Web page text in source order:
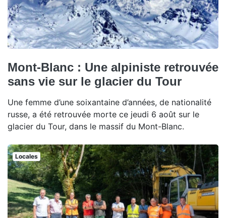
Mont-Blanc : Une alpiniste retrouvée
sans vie sur le glacier du Tour
Une femme d’une soixantaine d’années, de nationalité
russe, a été retrouvée morte ce jeudi 6 août sur le
glacier du Tour, dans le massif du Mont-Blanc.
Locales